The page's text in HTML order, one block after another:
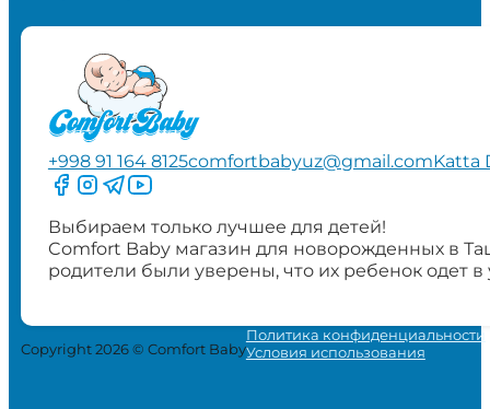
+998 91 164 8125comfortbabyuz@gmail.comKatta
Следите за нами на Facebook
Следите за нами в Instagram
Следите за нами в Telegram
Следите за нами в YouTube
Выбираем только лучшее для детей!
Comfort Baby магазин для новорожденных в
родители были уверены, что их ребенок одет
Copyright 2026 © Comfort Baby
Политика конфиденциальности
Условия использования